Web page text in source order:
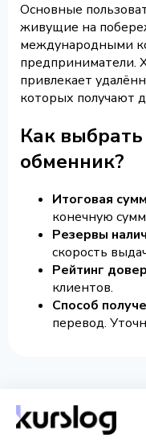
Основные
живущие на
международными
предприниматели.
привлекает
которых получают
Как
обменник?
Итоговая
конечную
Резервы
скорость
Рейтинг
клиентов.
Способ
перевод.